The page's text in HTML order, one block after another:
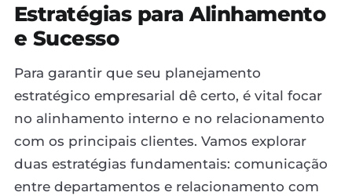
Estratégias para Alinhamento
e Sucesso
Para garantir que seu planejamento
estratégico empresarial dê certo, é vital focar
no alinhamento interno e no relacionamento
com os principais clientes. Vamos explorar
duas estratégias fundamentais: comunicação
entre departamentos e relacionamento com